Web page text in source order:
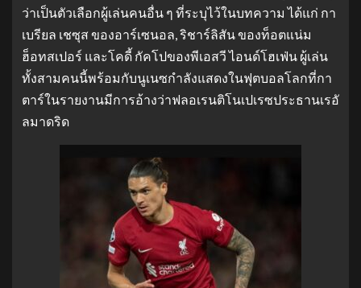
ว่าเป็นตัวเลือกผู้เล่นคนอื่น ๆ ที่ระบุไว้ในบทความ ได้แก่ กา
เบรียล เชซุส ของอาร์เซนอล, ริชาร์ลิสัน ของท็อตแน่ม
ฮ็อทสเปอร์ และโคดี้ กัคโปของพีเอสวี ไอนด์โฮเฟ่น ผู้เล่น
ทั้งสามคนนี้พร้อมกับนูเนซกําลังแสดงในฟุตบอลโลกที่กา
ตาร์ในรายงานมีการอ้างว่าฟลอเรนติโนเปเรซประธานเรอั
ลมาดริด